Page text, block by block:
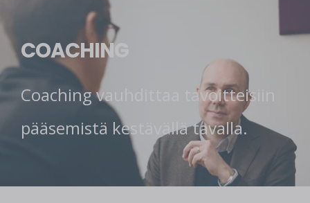
COACHING
Coaching vauhdittaa tavoitteisiin
pääsemistä kestävällä tavalla.